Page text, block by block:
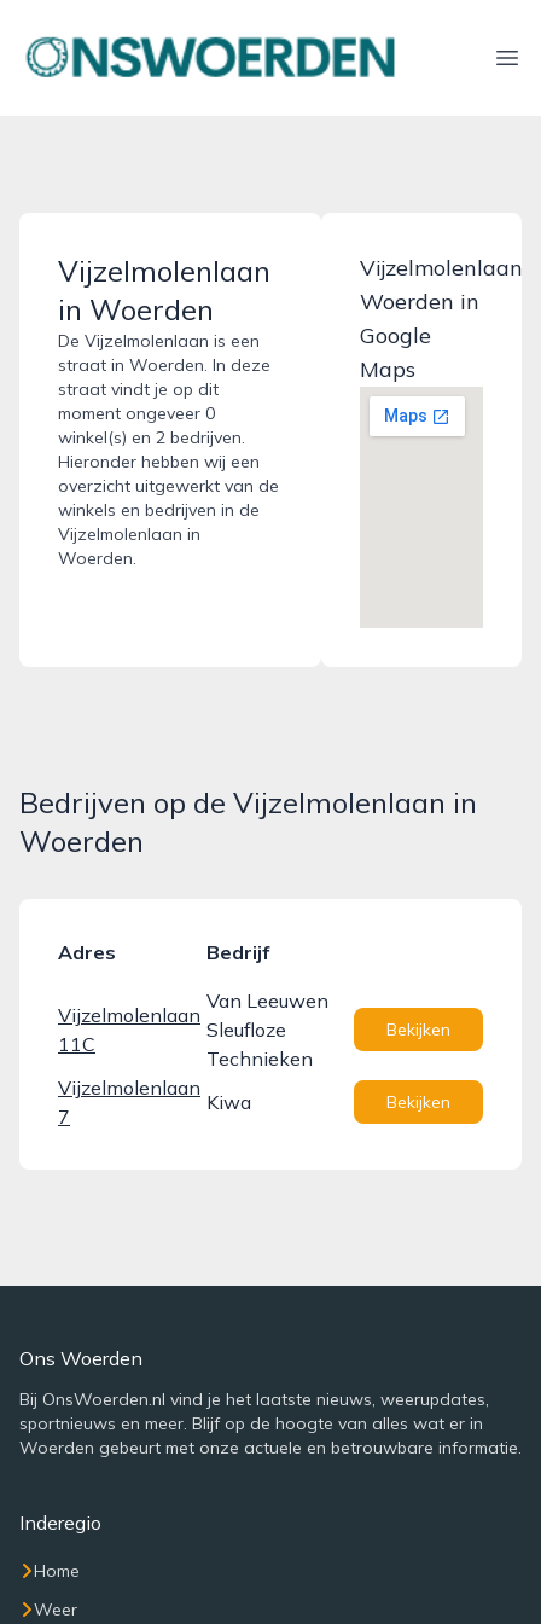
onswoerden.nl
Vijzelmolenlaan
in Woerden
De Vijzelmolenlaan is een
straat in Woerden. In deze
straat vindt je op dit
moment ongeveer 0
winkel(s) en 2 bedrijven.
Hieronder hebben wij een
overzicht uitgewerkt van de
winkels en bedrijven in de
Vijzelmolenlaan in
Woerden.
Vijzelmolenlaan
Woerden in
Google
Maps
Bedrijven op de Vijzelmolenlaan in
Woerden
Adres Bedrijf
Vijzelmolenlaan
11C
Van Leeuwen
Sleufloze
Technieken
Bekijken
Vijzelmolenlaan
7
Kiwa Bekijken
Ons Woerden
Bij OnsWoerden.nl vind je het laatste nieuws, weerupdates,
sportnieuws en meer. Blijf op de hoogte van alles wat er in
Woerden gebeurt met onze actuele en betrouwbare informatie.
Inderegio
Home
Weer